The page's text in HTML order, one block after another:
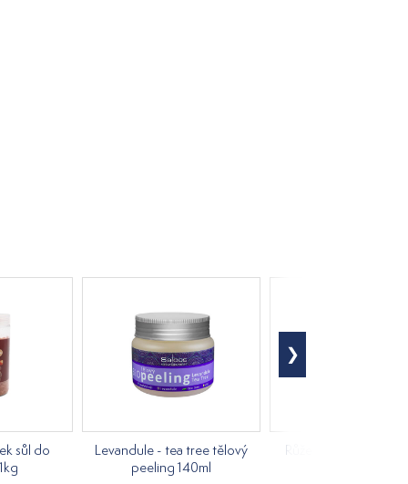
sůl do
Levandule - tea tree tělový
peeling 140ml
Růže tělový peeling